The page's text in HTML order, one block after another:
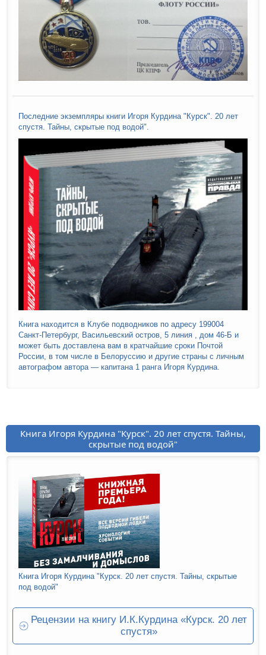
Последние экземпляры книги Игоря Курдина "Курск". 20 лет
спустя. Тайны, скрытые под водой".
Книга находится в Клубе подводников по адресу 199004
Санкт-Петербург, Васильевский остров, 5 линия , дом 46-Б и
может быть доставлена вам в кратчайшие сроки Почтой
России, в том числе в Белоруссию и другие страны с личным
автографом автора — капитана 1 ранга Игоря Курдина.
Книга Игоря Курдина "Курск". 20 лет спустя. Тайны,
скрытые под водой"
Книга Игоря Курдина "Курск. 20 лет спустя. Тайны, скрытые
под водой"
Рецензии на книгу И.К.Курдина «Курск. 20 лет
спустя»